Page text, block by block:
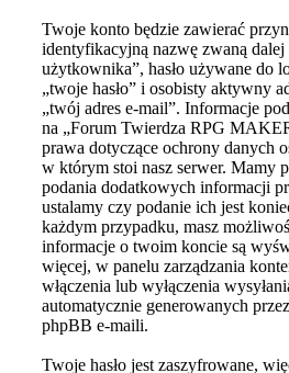
Twoje konto będzie zawierać
identyfikacyjną nazwę zwaną dalej
użytkownika”, hasło używane do
„twoje hasło” i osobisty aktywny
„twój adres e-mail”. Informacje
na „Forum Twierdza RPG
prawa dotyczące ochrony danych
w którym stoi nasz serwer. Mamy
podania dodatkowych informacji
ustalamy czy podanie ich jest
każdym przypadku, masz
informacje o twoim koncie są
więcej, w panelu zarządzania
włączenia lub wyłączenia
automatycznie generowanych
phpBB e-maili.
Twoje hasło jest zaszyfrowane,